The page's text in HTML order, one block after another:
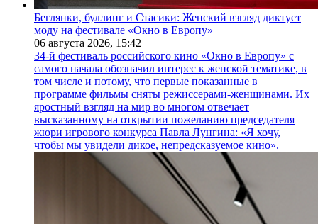
Беглянки, буллинг и Стасики: Женский взгляд диктует
моду на фестивале «Окно в Европу»
06 августа 2026, 15:42
34-й фестиваль российского кино «Окно в Европу» с
самого начала обозначил интерес к женской тематике, в
том числе и потому, что первые показанные в
программе фильмы сняты режиссерами-женщинами. Их
яростный взгляд на мир во многом отвечает
высказанному на открытии пожеланию председателя
жюри игрового конкурса Павла Лунгина: «Я хочу,
чтобы мы увидели дикое, непредсказуемое кино».